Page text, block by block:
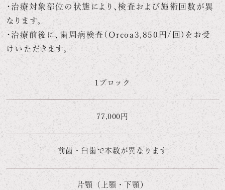
・治療対象部位の状態により、検査および施術回数が異
なります。
・治療前後に、歯周病検査(Orcoa3,850円/回)をお受
けいただきます。
1ブロック
77,000円
前歯・臼歯で本数が異なります
片顎（上顎・下顎）